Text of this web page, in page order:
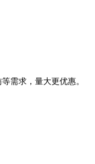
需求，量大更优惠。